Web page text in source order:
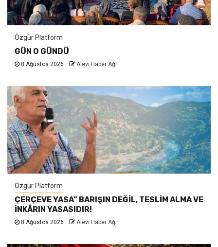
Özgür Platform
GÜN O GÜNDÜ
8 Ağustos 2026 Alevi Haber Ağı
Özgür Platform
ÇERÇEVE YASA” BARIŞIN DEĞİL, TESLİM ALMA VE
İNKÂRIN YASASIDIR!
8 Ağustos 2026 Alevi Haber Ağı